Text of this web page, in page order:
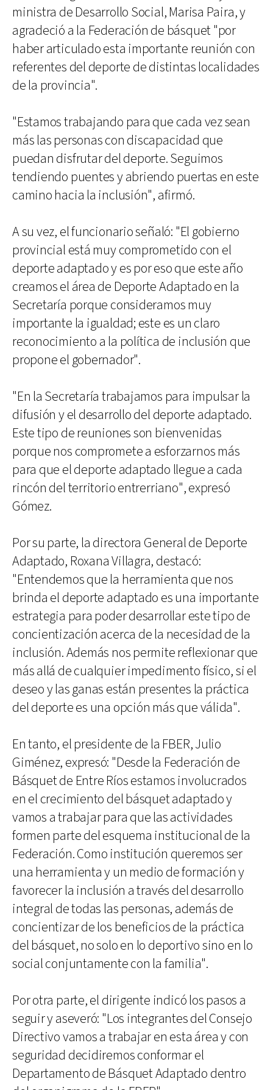
ministra de Desarrollo Social, Marisa Paira, y
agradeció a la Federación de básquet "por
haber articulado esta importante reunión con
referentes del deporte de distintas localidades
de la provincia".
"Estamos trabajando para que cada vez sean
más las personas con discapacidad que
puedan disfrutar del deporte. Seguimos
tendiendo puentes y abriendo puertas en este
camino hacia la inclusión", afirmó.
A su vez, el funcionario señaló: "El gobierno
provincial está muy comprometido con el
deporte adaptado y es por eso que este año
creamos el área de Deporte Adaptado en la
Secretaría porque consideramos muy
importante la igualdad; este es un claro
reconocimiento a la política de inclusión que
propone el gobernador".
"En la Secretaría trabajamos para impulsar la
difusión y el desarrollo del deporte adaptado.
Este tipo de reuniones son bienvenidas
porque nos compromete a esforzarnos más
para que el deporte adaptado llegue a cada
rincón del territorio entrerriano", expresó
Gómez.
Por su parte, la directora General de Deporte
Adaptado, Roxana Villagra, destacó:
"Entendemos que la herramienta que nos
brinda el deporte adaptado es una importante
estrategia para poder desarrollar este tipo de
concientización acerca de la necesidad de la
inclusión. Además nos permite reflexionar que
más allá de cualquier impedimento físico, si el
deseo y las ganas están presentes la práctica
del deporte es una opción más que válida".
En tanto, el presidente de la FBER, Julio
Giménez, expresó: "Desde la Federación de
Básquet de Entre Ríos estamos involucrados
en el crecimiento del básquet adaptado y
vamos a trabajar para que las actividades
formen parte del esquema institucional de la
Federación. Como institución queremos ser
una herramienta y un medio de formación y
favorecer la inclusión a través del desarrollo
integral de todas las personas, además de
concientizar de los beneficios de la práctica
del básquet, no solo en lo deportivo sino en lo
social conjuntamente con la familia".
Por otra parte, el dirigente indicó los pasos a
seguir y aseveró: "Los integrantes del Consejo
Directivo vamos a trabajar en esta área y con
seguridad decidiremos conformar el
Departamento de Básquet Adaptado dentro